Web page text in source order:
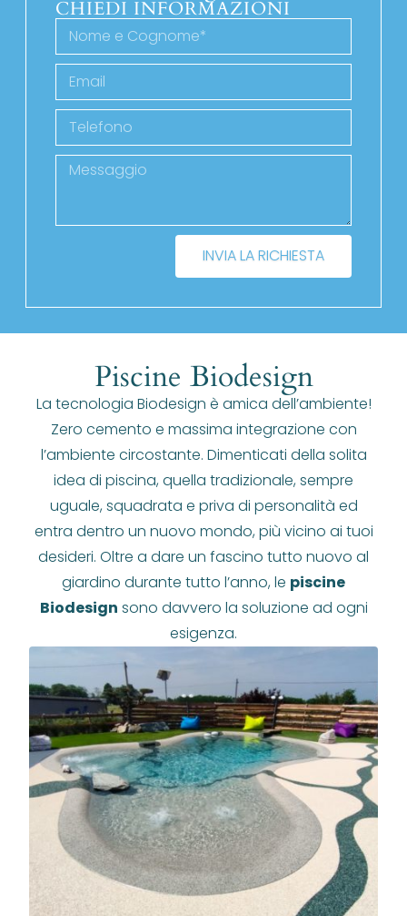
CHIEDI INFORMAZIONI
INVIA LA RICHIESTA
Piscine Biodesign
La tecnologia Biodesign è amica dell’ambiente!
Zero cemento e massima integrazione con
l’ambiente circostante. Dimenticati della solita
idea di piscina, quella tradizionale, sempre
uguale, squadrata e priva di personalità ed
entra dentro un nuovo mondo, più vicino ai tuoi
desideri. Oltre a dare un fascino tutto nuovo al
giardino durante tutto l’anno, le piscine
Biodesign sono davvero la soluzione ad ogni
esigenza.